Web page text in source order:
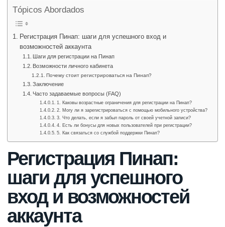
Tópicos Abordados
Регистрация Пинап: шаги для успешного вход и
возможностей аккаунта
Шаги для регистрации на Пинап
Возможности личного кабинета
Почему стоит регистрироваться на Пинап?
Заключение
Часто задаваемые вопросы (FAQ)
1. Каковы возрастные ограничения для регистрации на Пинап?
2. Могу ли я зарегистрироваться с помощью мобильного устройства?
3. Что делать, если я забыл пароль от своей учетной записи?
4. Есть ли бонусы для новых пользователей при регистрации?
5. Как связаться со службой поддержки Пинап?
Регистрация Пинап:
шаги для успешного
вход и возможностей
аккаунта